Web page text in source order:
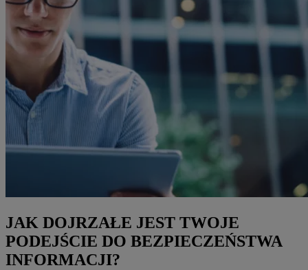
JAK DOJRZAŁE JEST TWOJE
PODEJŚCIE DO BEZPIECZEŃSTWA
INFORMACJI?